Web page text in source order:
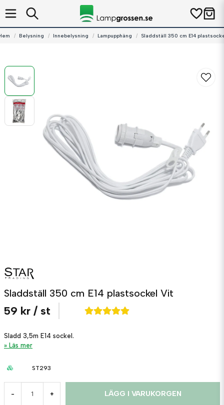
Belysning Innebelysning Lampupphäng Sladdställ 350 cm E14
Sladdställ 350 cm E14 plastsockel Vit
59 kr / st
Sladd 3,5m E14 sockel.
Läs mer
ST293
- + LÄGG I VARUKORGEN